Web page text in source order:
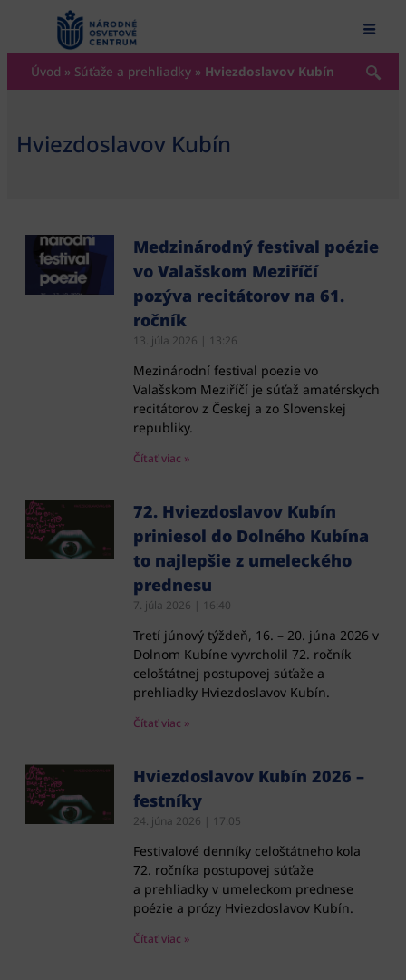
content
Úvod » Súťaže a prehliadky » Hviezdoslavov Kubín
Hviezdoslavov Kubín
Medzinárodný festival poézie
vo Valašskom Meziříčí
pozýva recitátorov na 61.
ročník
13. júla 2026 13:26
Mezinárodní festival poezie vo
Valašskom Meziříčí je súťaž amatérskych
recitátorov z Českej a zo Slovenskej
republiky.
Čítať viac »
72. Hviezdoslavov Kubín
priniesol do Dolného Kubína
to najlepšie z umeleckého
prednesu
7. júla 2026 16:40
Tretí júnový týždeň, 16. – 20. júna 2026 v
Dolnom Kubíne vyvrcholil 72. ročník
celoštátnej postupovej súťaže a
prehliadky Hviezdoslavov Kubín.
Čítať viac »
Hviezdoslavov Kubín 2026 –
festníky
24. júna 2026 17:05
Festivalové denníky celoštátneho kola
72. ročníka postupovej súťaže
a prehliadky v umeleckom prednese
poézie a prózy Hviezdoslavov Kubín.
Čítať viac »